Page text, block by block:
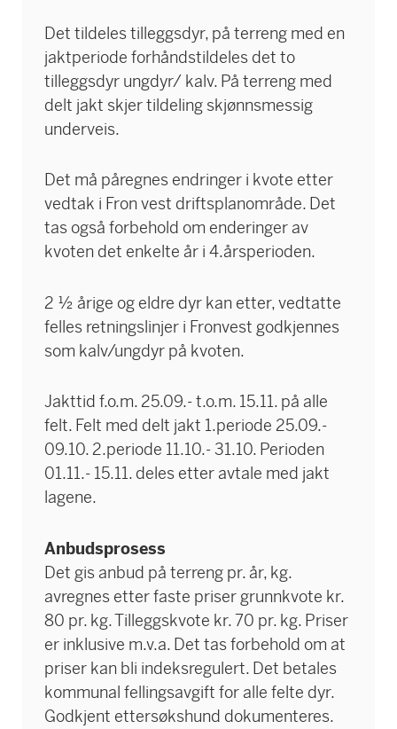
Det tildeles tilleggsdyr, på terreng med en
jaktperiode forhåndstildeles det to
tilleggsdyr ungdyr/ kalv. På terreng med
delt jakt skjer tildeling skjønnsmessig
underveis.
Det må påregnes endringer i kvote etter
vedtak i Fron vest driftsplanområde. Det
tas også forbehold om enderinger av
kvoten det enkelte år i 4.årsperioden.
2 ½ årige og eldre dyr kan etter, vedtatte
felles retningslinjer i Fronvest godkjennes
som kalv/ungdyr på kvoten.
Jakttid f.o.m. 25.09.- t.o.m. 15.11. på alle
felt. Felt med delt jakt 1.periode 25.09.-
09.10. 2.periode 11.10.- 31.10. Perioden
01.11.- 15.11. deles etter avtale med jakt
lagene.
Anbudsprosess
Det gis anbud på terreng pr. år, kg.
avregnes etter faste priser grunnkvote kr.
80 pr. kg. Tilleggskvote kr. 70 pr. kg. Priser
er inklusive m.v.a. Det tas forbehold om at
priser kan bli indeksregulert. Det betales
kommunal fellingsavgift for alle felte dyr.
Godkjent ettersøkshund dokumenteres.